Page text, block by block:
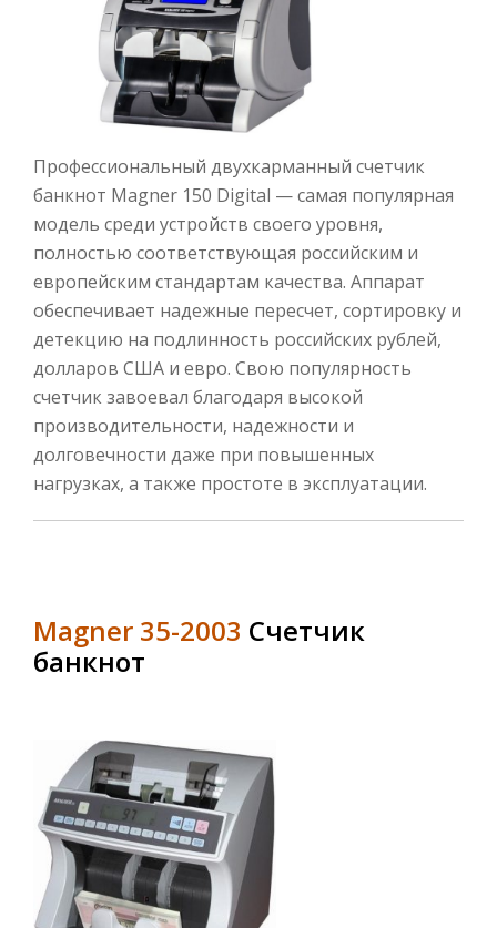
Профессиональный двухкарманный счетчик
банкнот Magner 150 Digital — самая популярная
модель среди устройств своего уровня,
полностью соответствующая российским и
европейским стандартам качества. Аппарат
обеспечивает надежные пересчет, сортировку и
детекцию на подлинность российских рублей,
долларов США и евро. Свою популярность
счетчик завоевал благодаря высокой
производительности, надежности и
долговечности даже при повышенных
нагрузках, а также простоте в эксплуатации.
Magner 35-2003 Счетчик
банкнот